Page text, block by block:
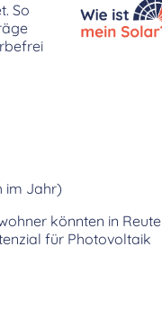
So
im Jahr)
könnten in Reute
für Photovoltaik